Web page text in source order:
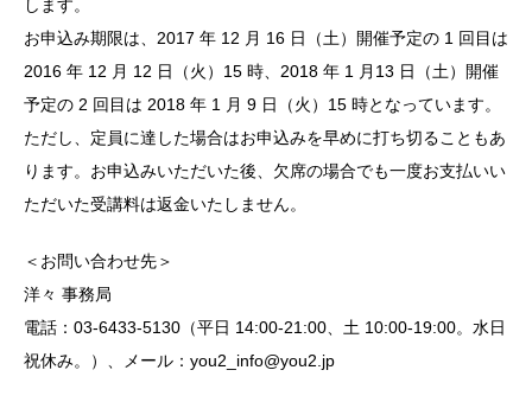
します。
お申込み期限は、2017 年 12 月 16 日（土）開催予定の 1 回目は
2016 年 12 月 12 日（火）15 時、2018 年 1 月13 日（土）開催
予定の 2 回目は 2018 年 1 月 9 日（火）15 時となっています。
ただし、定員に達した場合はお申込みを早めに打ち切ることもあ
ります。お申込みいただいた後、欠席の場合でも一度お支払いい
ただいた受講料は返金いたしません。
＜お問い合わせ先＞
洋々 事務局
電話：03-6433-5130（平日 14:00-21:00、土 10:00-19:00。水日
祝休み。）、メール：you2_info@you2.jp